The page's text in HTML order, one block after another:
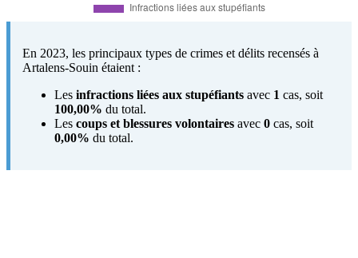
En 2023, les principaux types de crimes et délits recensés à
Artalens-Souin étaient :
Les infractions liées aux stupéfiants avec 1 cas, soit
100,00% du total.
Les coups et blessures volontaires avec 0 cas, soit
0,00% du total.